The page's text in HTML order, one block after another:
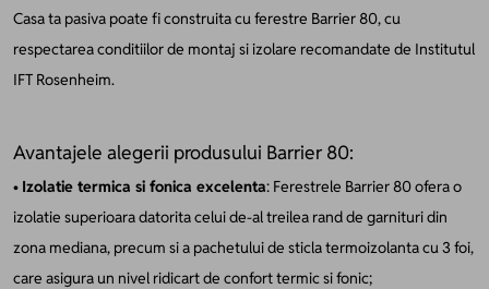
Casa ta pasiva poate fi construita cu ferestre Barrier 80, cu
respectarea conditiilor de montaj si izolare recomandate de Institutul
IFT Rosenheim.
Avantajele alegerii produsului Barrier 80:
• Izolatie termica si fonica excelenta: Ferestrele Barrier 80 ofera o
izolatie superioara datorita celui de-al treilea rand de garnituri din
zona mediana, precum si a pachetului de sticla termoizolanta cu 3 foi,
care asigura un nivel ridicart de confort termic si fonic;